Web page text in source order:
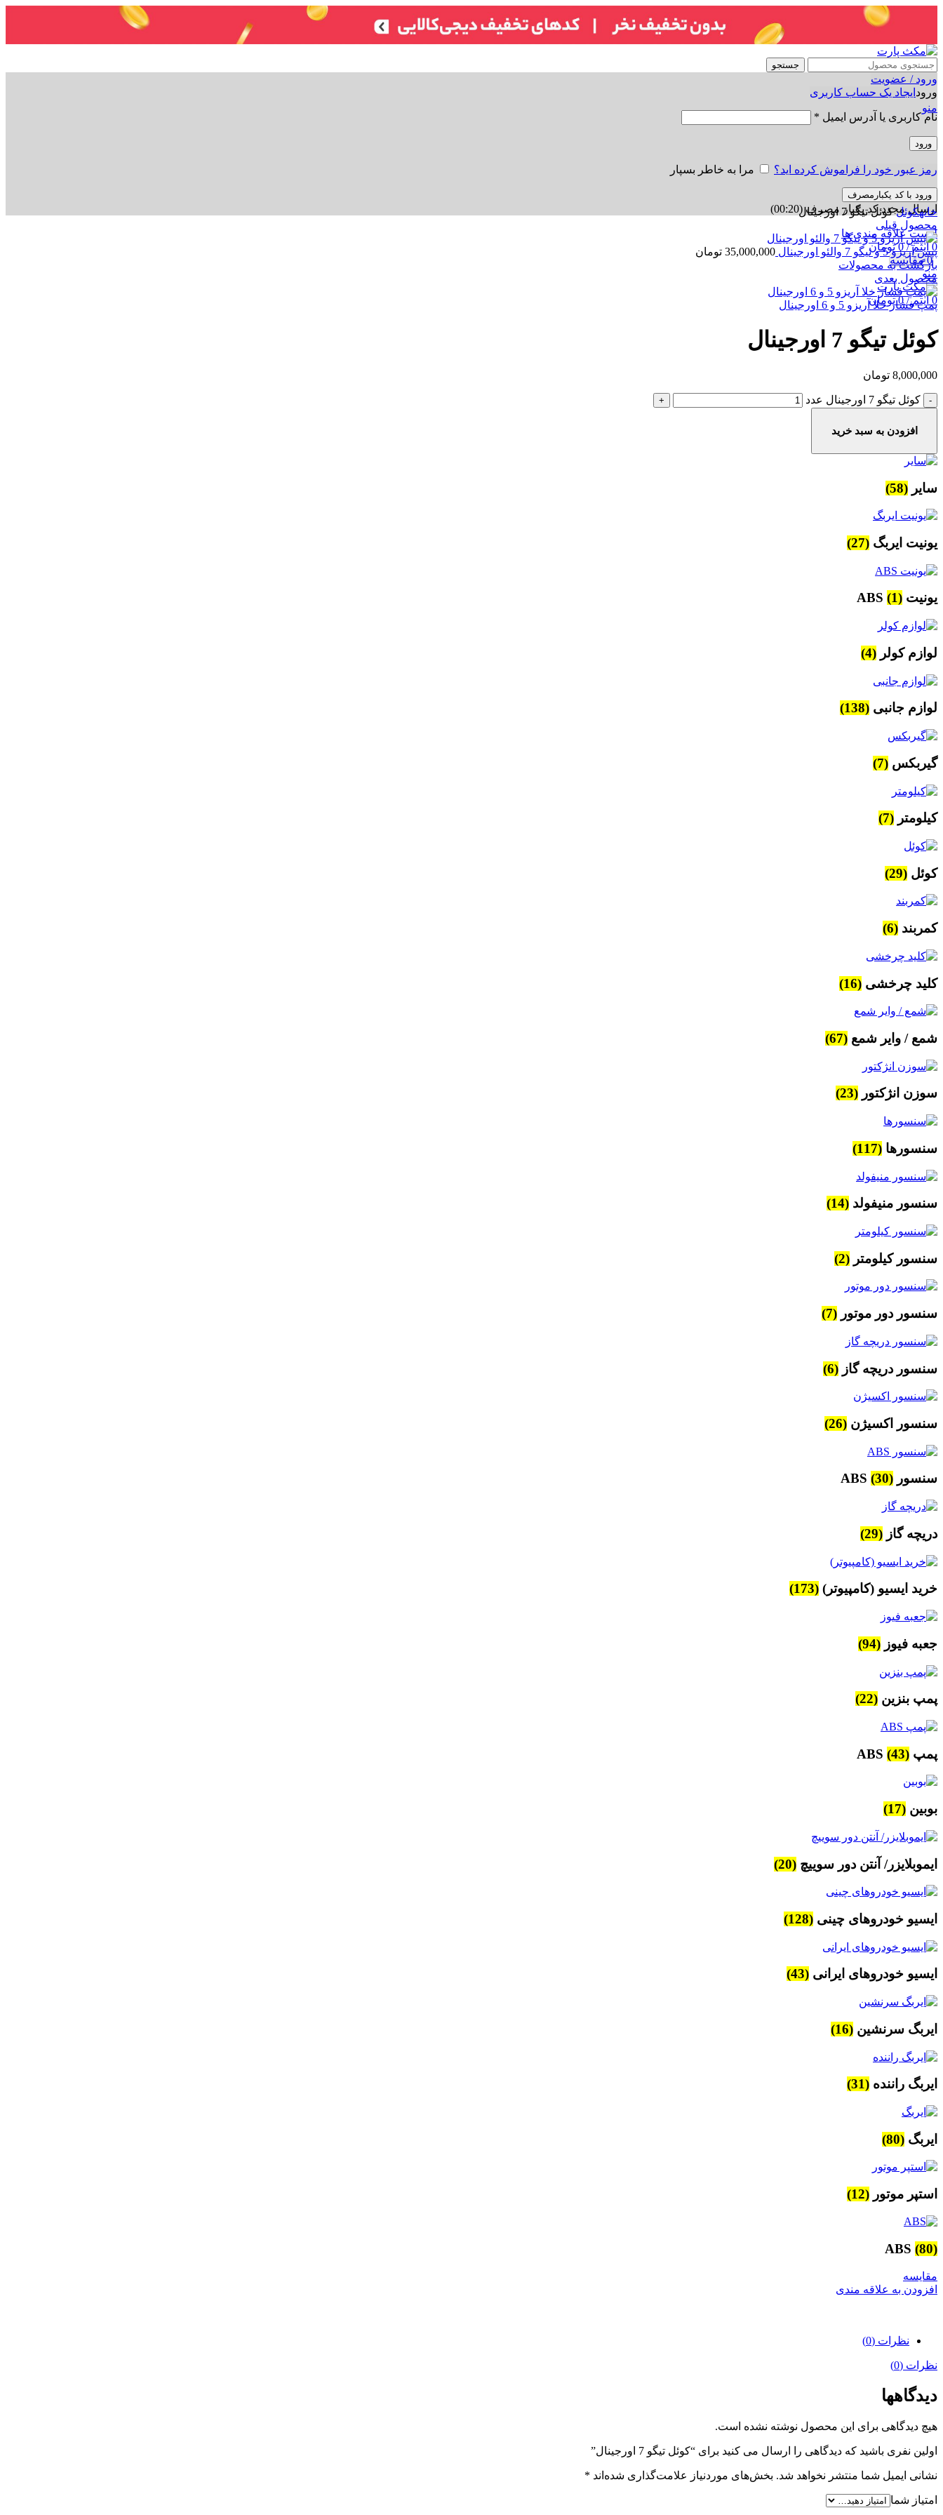
جستجو
ورود / عضویت
ورود ایجاد یک حساب کاربری
نام کاربری یا آدرس ایمیل *
ورود
رمز عبور خود را فراموش کرده اید؟ مرا به خاطر بسپار
ورود با کد یکبارمصرف
ارسال مجدد کد یکبار مصرف(00:
20
)
لیست علاقه مندی ها
0 آیتم /
0 تومان
0 مقایسه
منو
0 آیتم /
0 تومان
منو
برای بزرگنمایی کلیک کنید
خانهکوئلکوئل تیگو 7 اورجینال
محصول قبلی
پپس آریزو 5 و تیگو 7 والئو اورجینال 35,000,000 تومان
بازگشت به محصولات
محصول بعدی
پمپ فشار خلا آریزو 5 و 6 اورجینال
کوئل تیگو 7 اورجینال
8,000,000 تومان
کوئل تیگو 7 اورجینال عدد
افزودن به سبد خرید
سایر (58)
یونیت ایربگ (27)
یونیت ABS (1)
لوازم کولر (4)
لوازم جانبی (138)
گیربکس (7)
کیلومتر (7)
کوئل (29)
کمربند (6)
کلید چرخشی (16)
شمع / وایر شمع (67)
سوزن انژکتور (23)
سنسورها (117)
سنسور منیفولد (14)
سنسور کیلومتر (2)
سنسور دور موتور (7)
سنسور دریچه گاز (6)
سنسور اکسیژن (26)
سنسور ABS (30)
دریچه گاز (29)
خرید ایسیو (کامپیوتر) (173)
جعبه فیوز (94)
پمپ بنزین (22)
پمپ ABS (43)
بوبین (17)
ایموبلایزر/ آنتن دور سوییچ (20)
ایسیو خودروهای چینی (128)
ایسیو خودروهای ایرانی (43)
ایربگ سرنشین (16)
ایربگ راننده (31)
ایربگ (80)
استپر موتور (12)
ABS (80)
مقایسه
افزودن به علاقه مندی
نظرات (0)
نظرات (0)
دیدگاهها
هیچ دیدگاهی برای این محصول نوشته نشده است.
اولین نفری باشید که دیدگاهی را ارسال می کنید برای “کوئل تیگو 7 اورجینال”
نشانی ایمیل شما منتشر نخواهد شد. بخش‌های موردنیاز علامت‌گذاری شده‌اند *
امتیاز شما